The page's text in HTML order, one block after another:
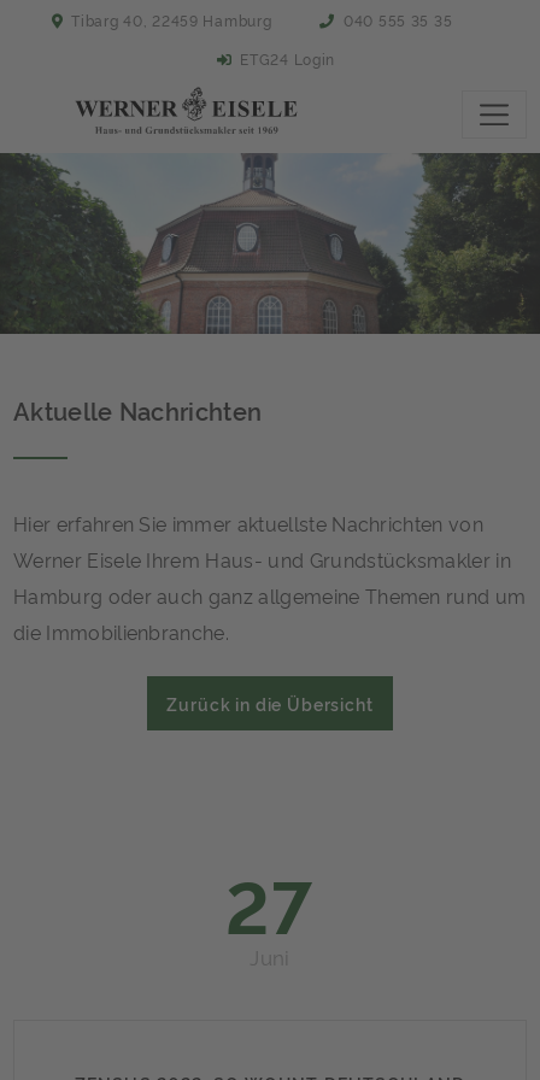
Tibarg 40, 22459 Hamburg
040 555 35 35
ETG24 Login
Aktuelle Nachrichten
Hier erfahren Sie immer aktuellste Nachrichten von
Werner Eisele Ihrem Haus- und Grundstücksmakler in
Hamburg oder auch ganz allgemeine Themen rund um
die Immobilienbranche.
Zurück in die Übersicht
27
Juni